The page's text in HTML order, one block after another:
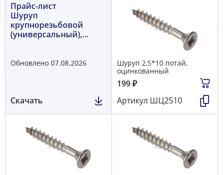
Прайс-лист
Шуруп
крупнорезьбовой
(универсальный),
Обновлено 07.08.2026
Скачать
Шуруп 2,5*10 потай,
оцинкованный
199₽
Артикул ШЦ2510